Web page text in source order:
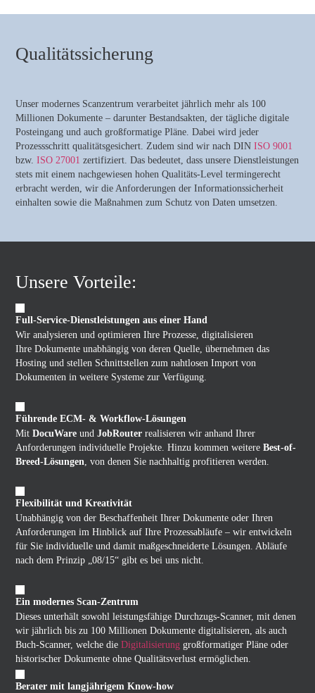
Qualitätssicherung
Unser modernes Scanzentrum verarbeitet jährlich mehr als 100
Millionen Dokumente – darunter Bestandsakten, der tägliche digitale
Posteingang und auch großformatige Pläne. Dabei wird jeder
Prozessschritt qualitätsgesichert. Zudem sind wir nach DINISO 9001
bzw.ISO 27001 zertifiziert. Das bedeutet, dass unsere Dienstleistungen
stets mit einem nachgewiesen hohen Qualitäts-Level termingerecht
erbracht werden, wir die Anforderungen der Informationssicherheit
einhalten sowie die Maßnahmen zum Schutz von Daten umsetzen.
Unsere Vorteile:
Full-Service-Dienstleistungen aus einer Hand
Wir analysieren und optimieren Ihre Prozesse, digitalisieren
Ihre Dokumente unabhängig von deren Quelle, übernehmen das
Hosting und stellen Schnittstellen zum nahtlosen Import von
Dokumenten in weitere Systeme zur Verfügung.
Führende ECM- & Workflow-Lösungen
MitDocuWare undJobRouter realisieren wir anhand Ihrer
Anforderungen individuelle Projekte. Hinzu kommen weitereBest-of-
Breed-Lösungen, von denen Sie nachhaltig profitieren werden.
Flexibilität und Kreativität
Unabhängig von der Beschaffenheit Ihrer Dokumente oder Ihren
Anforderungen im Hinblick auf Ihre Prozessabläufe – wir entwickeln
für Sie individuelle und damit maßgeschneiderte Lösungen. Abläufe
nach dem Prinzip „08/15“ gibt es bei uns nicht.
Ein modernes Scan-Zentrum
Dieses unterhält sowohl leistungsfähige Durchzugs-Scanner, mit denen
wir jährlich bis zu 100 Millionen Dokumente digitalisieren, als auch
Buch-Scanner, welche dieDigitalisierung großformatiger Pläne oder
historischer Dokumente ohne Qualitätsverlust ermöglichen.
Berater mit langjährigem Know-how